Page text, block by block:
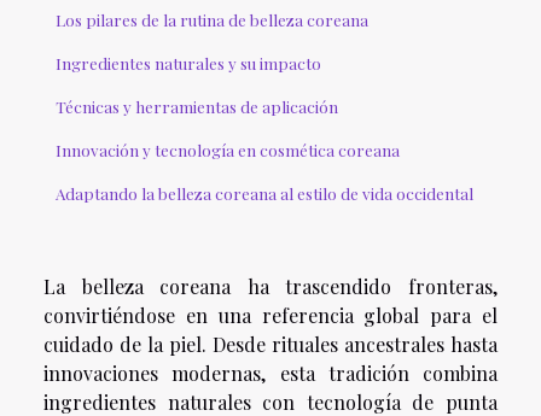
Los pilares de la rutina de belleza coreana
Ingredientes naturales y su impacto
Técnicas y herramientas de aplicación
Innovación y tecnología en cosmética coreana
Adaptando la belleza coreana al estilo de vida occidental
La belleza coreana ha trascendido fronteras,
convirtiéndose en una referencia global para el
cuidado de la piel. Desde rituales ancestrales hasta
innovaciones modernas, esta tradición combina
ingredientes naturales con tecnología de punta